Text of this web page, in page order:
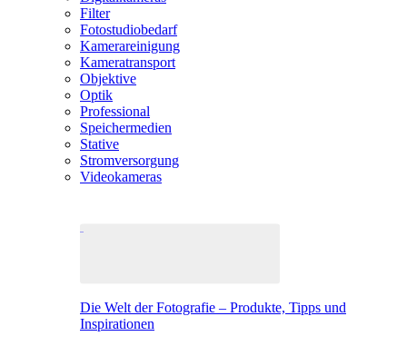
Filter
Fotostudiobedarf
Kamerareinigung
Kameratransport
Objektive
Optik
Professional
Speichermedien
Stative
Stromversorgung
Videokameras
Die Welt der Fotografie – Produkte, Tipps und
Inspirationen